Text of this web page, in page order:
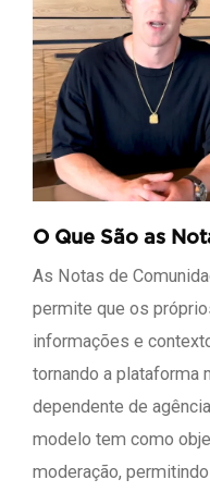
O Que São as
As Notas de
permite que os
informações e
tornando a plataforma
dependente de
modelo tem como
moderação,